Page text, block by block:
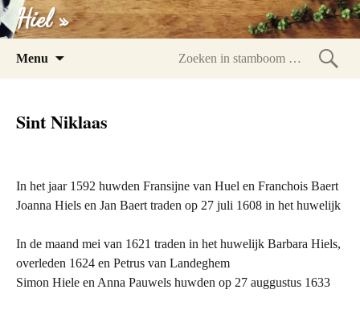
Hiel »
Menu
Sint Niklaas
In het jaar 1592 huwden Fransijne van Huel en Franchois Baert
Joanna Hiels en Jan Baert traden op 27 juli 1608 in het huwelijk
In de maand mei van 1621 traden in het huwelijk Barbara Hiels,
overleden 1624 en Petrus van Landeghem
Simon Hiele en Anna Pauwels huwden op 27 auggustus 1633